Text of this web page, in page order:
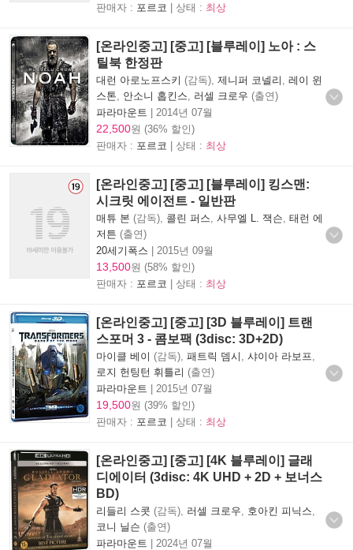
판매자 : 포르코 | 상태 : 최상
[온라인중고] [중고] [블루레이] 노아 : 스
틸북 한정판
대런 아로노프스키 (감독), 제니퍼 코넬리
레이 윈
스톤
안소니 홉킨스 러셀 크로우 (출연)
파라마운트 | 2014년 07월
22,500원 (36% 할인)
판매자 : 포르코 | 상태 : 최상
[온라인중고] [중고] [블루레이] 킹스맨:
시크릿 에이전트 - 일반판
매튜 본 (감독), 콜린 퍼스 사무엘 L. 잭슨 태런 에
저튼 (출연)
20세기폭스 | 2015년 09월
13,500원 (58% 할인)
판매자 : 포르코 | 상태 : 최상
[온라인중고] [중고] [3D 블루레이] 트랜
스포머 3 - 콤보팩 (3disc: 3D+2D)
마이클 베이 (감독), 패트릭 뎀시 샤이아 라보프
로지 헌팅턴 휘틀리 (출연)
파라마운트 | 2015년 07월
19,500원 (39% 할인)
판매자 : 포르코 | 상태 : 최상
[온라인중고] [중고] [4K 블루레이] 글래
디에이터 (3disc: 4K UHD + 2D + 보너스
BD)
리들리 스콧 (감독), 러셀 크로우 호아킨 피닉스
코니 닐슨 (출연)
파라마운트 | 2024년 07월